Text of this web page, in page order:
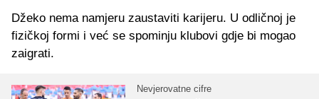
Džeko nema namjeru zaustaviti karijeru. U odličnoj je
fizičkoj formi i već se spominju klubovi gdje bi mogao
zaigrati.
Nevjerovatne cifre